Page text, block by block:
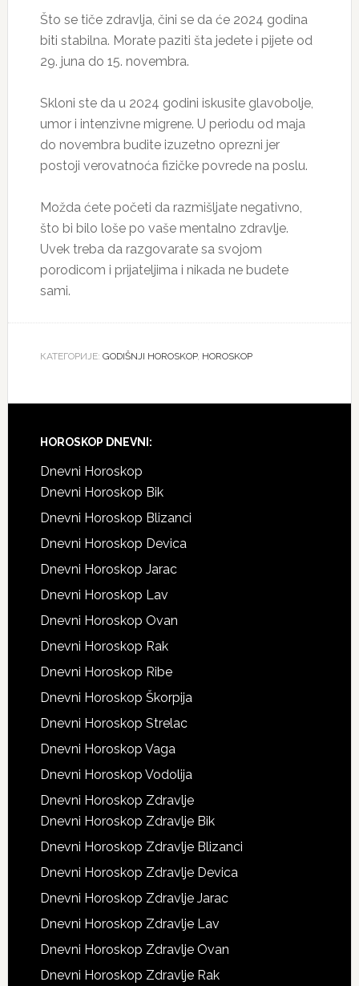
Što se tiče zdravlja, čini se da će 2024 godina
biti stabilna. Morate paziti šta jedete i pijete od
29. juna do 15. novembra.
Skloni ste da u 2024 godini iskusite glavobolje,
umor i intenzivne migrene. U periodu od maja
do novembra budite izuzetno oprezni jer
postoji verovatnoća fizičke povrede na poslu.
Možda ćete početi da razmišljate negativno,
što bi bilo loše po vaše mentalno zdravlje.
Uvek treba da razgovarate sa svojom
porodicom i prijateljima i nikada ne budete
sami.
КАТЕГОРИЈЕ: GODIŠNJI HOROSKOP, HOROSKOP
Footer
HOROSKOP DNEVNI:
Dnevni Horoskop
Dnevni Horoskop Bik
Dnevni Horoskop Blizanci
Dnevni Horoskop Devica
Dnevni Horoskop Jarac
Dnevni Horoskop Lav
Dnevni Horoskop Ovan
Dnevni Horoskop Rak
Dnevni Horoskop Ribe
Dnevni Horoskop Škorpija
Dnevni Horoskop Strelac
Dnevni Horoskop Vaga
Dnevni Horoskop Vodolija
Dnevni Horoskop Zdravlje
Dnevni Horoskop Zdravlje Bik
Dnevni Horoskop Zdravlje Blizanci
Dnevni Horoskop Zdravlje Devica
Dnevni Horoskop Zdravlje Jarac
Dnevni Horoskop Zdravlje Lav
Dnevni Horoskop Zdravlje Ovan
Dnevni Horoskop Zdravlje Rak